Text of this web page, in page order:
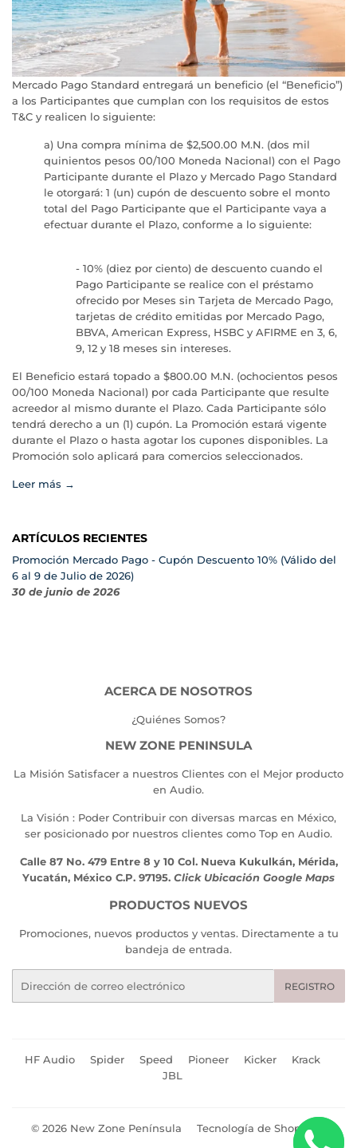
Mercado Pago Standard entregará un beneficio (el “Beneficio”)
a los Participantes que cumplan con los requisitos de estos
T&C y realicen lo siguiente:
a) Una compra mínima de $2,500.00 M.N. (dos mil
quinientos pesos 00/100 Moneda Nacional) con el Pago
Participante durante el Plazo y Mercado Pago Standard
le otorgará: 1 (un) cupón de descuento sobre el monto
total del Pago Participante que el Participante vaya a
efectuar durante el Plazo, conforme a lo siguiente:
- 10% (diez por ciento) de descuento cuando el
Pago Participante se realice con el préstamo
ofrecido por Meses sin Tarjeta de Mercado Pago,
tarjetas de crédito emitidas por Mercado Pago,
BBVA, American Express, HSBC y AFIRME en 3, 6,
9, 12 y 18 meses sin intereses.
El Beneficio estará topado a $800.00 M.N. (ochocientos pesos
00/100 Moneda Nacional) por cada Participante que resulte
acreedor al mismo durante el Plazo. Cada Participante sólo
tendrá derecho a un (1) cupón. La Promoción estará vigente
durante el Plazo o hasta agotar los cupones disponibles. La
Promoción solo aplicará para comercios seleccionados.
Leer más →
ARTÍCULOS RECIENTES
Promoción Mercado Pago - Cupón Descuento 10% (Válido del
6 al 9 de Julio de 2026)
30 de junio de 2026
ACERCA DE NOSOTROS
¿Quiénes Somos?
NEW ZONE PENINSULA
La Misión Satisfacer a nuestros Clientes con el Mejor producto
en Audio.
La Visión : Poder Contribuir con diversas marcas en México,
ser posicionado por nuestros clientes como Top en Audio.
Calle 87 No. 479 Entre 8 y 10 Col. Nueva Kukulkán, Mérida,
Yucatán, México C.P. 97195. Click Ubicación Google Maps
PRODUCTOS NUEVOS
Promociones, nuevos productos y ventas. Directamente a tu
bandeja de entrada.
REGISTRO
HF Audio Spider Speed Pioneer Kicker
Krack
JBL
© 2026 New Zone Península Tecnología de Shopify